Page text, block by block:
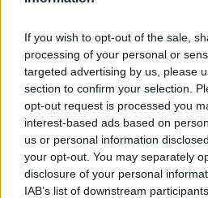
If you wish to opt-out of the sale,
processing of your personal or
targeted advertising by us, please
section to confirm your selection.
opt-out request is processed you
interest-based ads based on
us or personal information
your opt-out. You may separately
disclosure of your personal
IAB’s list of downstream
para ganhar o máximo de
Não se esqueça de trocar
e pontos das
do evento!